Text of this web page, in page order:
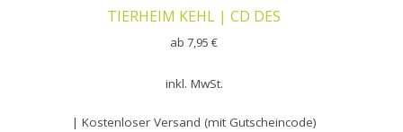
TIERHEIM KEHL | CD DES
ab7,95€
inkl. MwSt.
| Kostenloser Versand (mit Gutscheincode)